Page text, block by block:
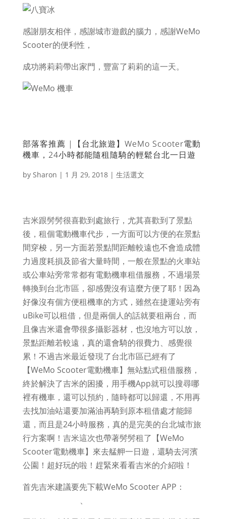
感謝朋友相伴，感謝城市遊戲的腦力，感謝WeMo
Scooter的便利性，
成功將莉莉帶出家門，豐富了莉莉的這一天。
部落客推薦 |【台北旅遊】WeMo Scooter電動
機車，24小時都能隨租隨騎的輕鬆台北一日遊
by Sharon | 1 月 29, 2018| 生活選文
吉米跟髣髣很喜歡到處旅行，尤其喜歡到了景點
後，租個電動機車代步，一方面可以方便的在景點
間穿梭，另一方面若景點間距離較遠也不會造成體
力過度耗損及節省大量時間，一般在景點的火車站
或公車站旁常常都有電動機車租借服務，不過場景
轉換到台北市區，卻感覺沒有這麼方便了耶！因為
好像沒有個方便租機車的方式，雖然在捷運站旁有
uBike可以租借，但是兩個人的話就要租兩台，而
且像吉米還會帶很多攝影器材，也沒地方可以放，
景點距離若較遠，真的還會騎的很費力、感覺很
累！不過吉米最近發現了台北市區已經有了
【WeMo Scooter電動機車】無站點式租借服務，
終於解決了吉米的困擾，用手機App就可以搜尋哪
裡有機車，還可以預約，隨時都可以歸還，不用再
去找加油站還要加滿油再騎到原本租借處才能歸
還，而且是24小時服務，真的是完美的台北城市旅
行方案啊！吉米這次也帶著髣髣租了【WeMo
Scooter電動機車】來去艋舺一日遊，還騎去河濱
公園！超好玩的啦！趕緊來看看吉米的介紹啦！
首先吉米建議要先下載WeMo Scooter APP：
、